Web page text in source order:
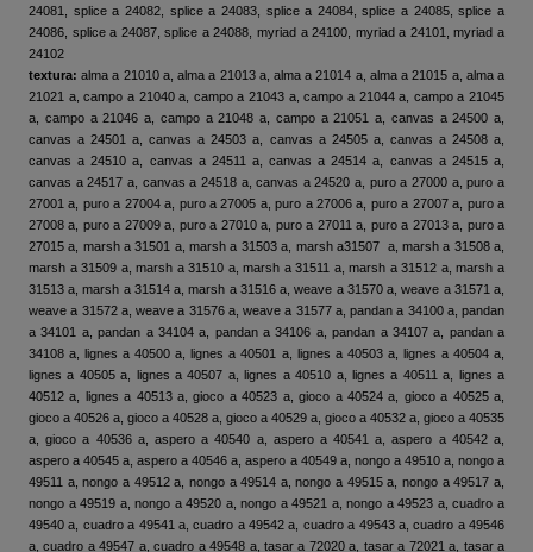
24081, splice a 24082, splice a 24083, splice a 24084, splice a 24085, splice a
24086, splice a 24087, splice a 24088, myriad a 24100, myriad a 24101, myriad a
24102
textura: alma a 21010 a, alma a 21013 a, alma a 21014 a, alma a 21015 a, alma a
21021 a, campo a 21040 a, campo a 21043 a, campo a 21044 a, campo a 21045
a, campo a 21046 a, campo a 21048 a, campo a 21051 a, canvas a 24500 a,
canvas a 24501 a, canvas a 24503 a, canvas a 24505 a, canvas a 24508 a,
canvas a 24510 a, canvas a 24511 a, canvas a 24514 a, canvas a 24515 a,
canvas a 24517 a, canvas a 24518 a, canvas a 24520 a, puro a 27000 a, puro a
27001 a, puro a 27004 a, puro a 27005 a, puro a 27006 a, puro a 27007 a, puro a
27008 a, puro a 27009 a, puro a 27010 a, puro a 27011 a, puro a 27013 a, puro a
27015 a, marsh a 31501 a, marsh a 31503 a, marsh a31507 a, marsh a 31508 a,
marsh a 31509 a, marsh a 31510 a, marsh a 31511 a, marsh a 31512 a, marsh a
31513 a, marsh a 31514 a, marsh a 31516 a, weave a 31570 a, weave a 31571 a,
weave a 31572 a, weave a 31576 a, weave a 31577 a, pandan a 34100 a, pandan
a 34101 a, pandan a 34104 a, pandan a 34106 a, pandan a 34107 a, pandan a
34108 a, lignes a 40500 a, lignes a 40501 a, lignes a 40503 a, lignes a 40504 a,
lignes a 40505 a, lignes a 40507 a, lignes a 40510 a, lignes a 40511 a, lignes a
40512 a, lignes a 40513 a, gioco a 40523 a, gioco a 40524 a, gioco a 40525 a,
gioco a 40526 a, gioco a 40528 a, gioco a 40529 a, gioco a 40532 a, gioco a 40535
a, gioco a 40536 a, aspero a 40540 a, aspero a 40541 a, aspero a 40542 a,
aspero a 40545 a, aspero a 40546 a, aspero a 40549 a, nongo a 49510 a, nongo a
49511 a, nongo a 49512 a, nongo a 49514 a, nongo a 49515 a, nongo a 49517 a,
nongo a 49519 a, nongo a 49520 a, nongo a 49521 a, nongo a 49523 a, cuadro a
49540 a, cuadro a 49541 a, cuadro a 49542 a, cuadro a 49543 a, cuadro a 49546
a, cuadro a 49547 a, cuadro a 49548 a, tasar a 72020 a, tasar a 72021 a, tasar a